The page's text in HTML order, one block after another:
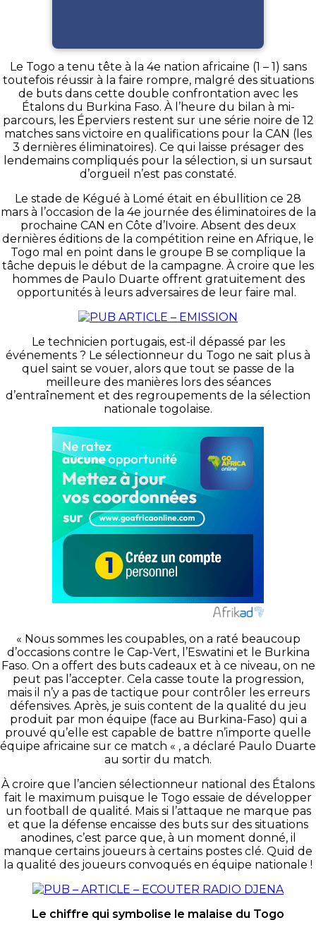
Le Togo a tenu tête à la 4e nation africaine (1 – 1) sans
toutefois réussir à la faire rompre, malgré des situations
de buts dans cette double confrontation avec les
Étalons du Burkina Faso. À l’heure du bilan à mi-
parcours, les Éperviers restent sur une série noire de 12
matches sans victoire en qualifications pour la CAN (les
3 dernières éliminatoires). Ce qui laisse présager des
lendemains compliqués pour la sélection, si un sursaut
d’orgueil n’est pas constaté.
Le stade de Kégué à Lomé était en ébullition ce 28
mars à l’occasion de la 4e journée des éliminatoires de la
prochaine CAN en Côte d’Ivoire. Absent des deux
dernières éditions de la compétition reine en Afrique, le
Togo mal en point dans le groupe B se complique la
tâche depuis le début de la campagne. À croire que les
hommes de Paulo Duarte offrent gratuitement des
opportunités à leurs adversaires de leur faire mal.
Le technicien portugais, est-il dépassé par les
événements ? Le sélectionneur du Togo ne sait plus à
quel saint se vouer, alors que tout se passe de la
meilleure des manières lors des séances
d’entraînement et des regroupements de la sélection
nationale togolaise.
« Nous sommes les coupables, on a raté beaucoup
d’occasions contre le Cap-Vert, l’Eswatini et le Burkina
Faso. On a offert des buts cadeaux et à ce niveau, on ne
peut pas l’accepter. Cela casse toute la progression,
mais il n’y a pas de tactique pour contrôler les erreurs
défensives. Après, je suis content de la qualité du jeu
produit par mon équipe (face au Burkina-Faso) qui a
prouvé qu’elle est capable de battre n’importe quelle
équipe africaine sur ce match « , a déclaré Paulo Duarte
au sortir du match.
À croire que l’ancien sélectionneur national des Étalons
fait le maximum puisque le Togo essaie de développer
un football de qualité. Mais si l’attaque ne marque pas
et que la défense encaisse des buts sur des situations
anodines, c’est parce que, à un moment donné, il
manque certains joueurs à certains postes clé. Quid de
la qualité des joueurs convoqués en équipe nationale !
Le chiffre qui symbolise le malaise du Togo